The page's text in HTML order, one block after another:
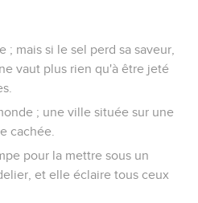
; mais si le sel perd sa saveur,
vaut plus rien qu'à être jeté
; une ville située sur une
cachée.
pour la mettre sous un
et elle éclaire tous ceux